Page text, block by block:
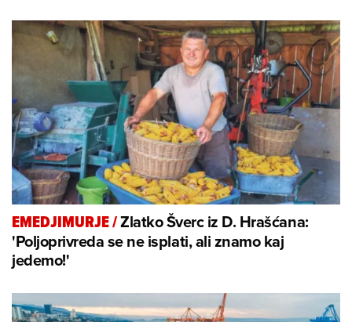
EMEDJIMURJE/Zlatko Šverc iz D. Hrašćana:
'Poljoprivreda se ne isplati, ali znamo kaj
jedemo!'